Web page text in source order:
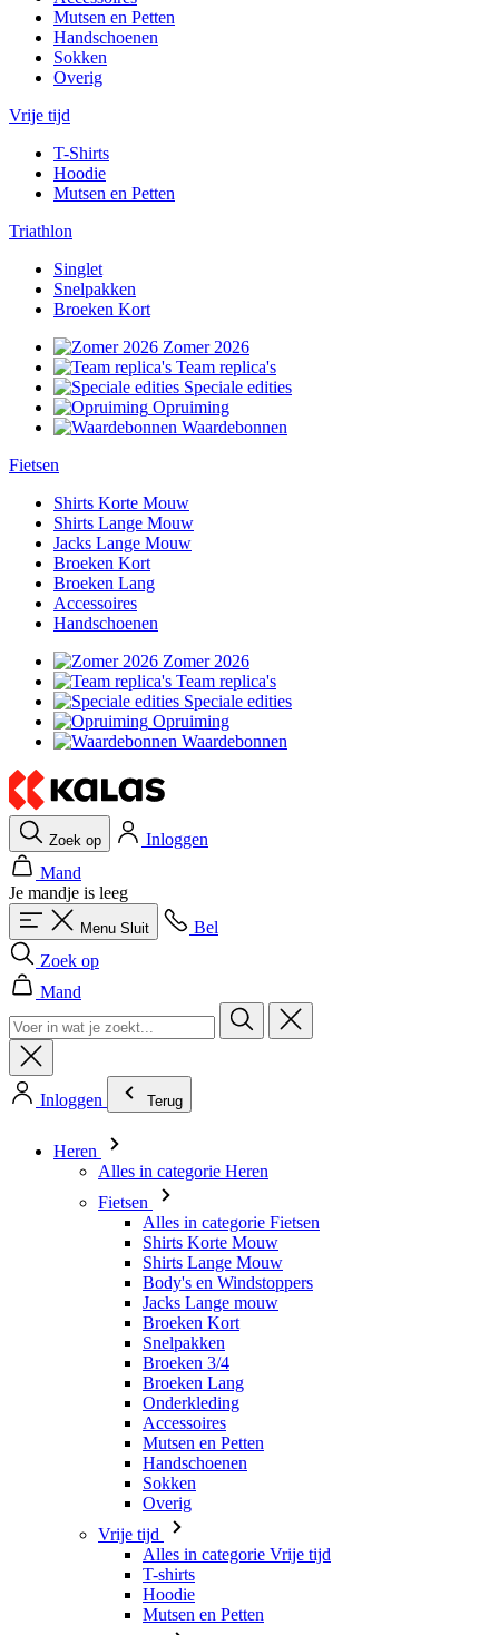
Mutsen en Petten
Handschoenen
Sokken
Overig
Vrije tijd
T-Shirts
Hoodie
Mutsen en Petten
Triathlon
Singlet
Snelpakken
Broeken Kort
Zomer 2026
Team replica's
Speciale edities
Opruiming
Waardebonnen
Fietsen
Shirts Korte Mouw
Shirts Lange Mouw
Jacks Lange Mouw
Broeken Kort
Broeken Lang
Accessoires
Handschoenen
Zomer 2026
Team replica's
Speciale edities
Opruiming
Waardebonnen
Zoek op
Inloggen
Mand
Je mandje is leeg
Menu Sluit
Bel
Zoek op
Mand
Inloggen Terug
Heren
Alles in categorie Heren
Fietsen
Alles in categorie Fietsen
Shirts Korte Mouw
Shirts Lange Mouw
Body's en Windstoppers
Jacks Lange mouw
Broeken Kort
Snelpakken
Broeken 3/4
Broeken Lang
Onderkleding
Accessoires
Mutsen en Petten
Handschoenen
Sokken
Overig
Vrije tijd
Alles in categorie Vrije tijd
T-shirts
Hoodie
Mutsen en Petten